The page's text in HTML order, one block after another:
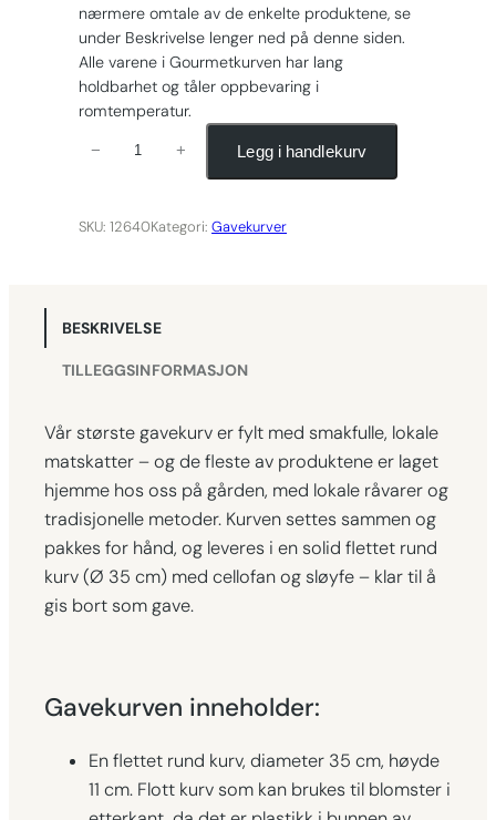
nærmere omtale av de enkelte produktene, se
under Beskrivelse lenger ned på denne siden.
Alle varene i Gourmetkurven har lang
holdbarhet og tåler oppbevaring i
romtemperatur.
e
v
E
a
a
n
t
a
l
l
− + Legg i handlekurv
SKU: 12640Kategori:Gavekurver
BESKRIVELSE
TILLEGGSINFORMASJON
Vår største gavekurv er fylt med smakfulle, lokale
matskatter – og de fleste av produktene er laget
hjemme hos oss på gården, med lokale råvarer og
tradisjonelle metoder. Kurven settes sammen og
pakkes for hånd, og leveres i en solid flettet rund
kurv (Ø 35 cm) med cellofan og sløyfe – klar til å
gis bort som gave.
Gavekurven inneholder:
En flettet rund kurv, diameter 35 cm, høyde
11 cm. Flott kurv som kan brukes til blomster i